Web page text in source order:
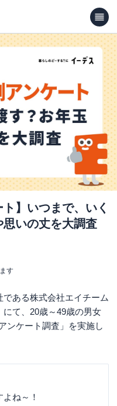
】いつまで、いく
いの丈を大調査
す
ある株式会社エイチーム
て、20歳～49歳の男女
ンケート調査」を実施し
ね～！